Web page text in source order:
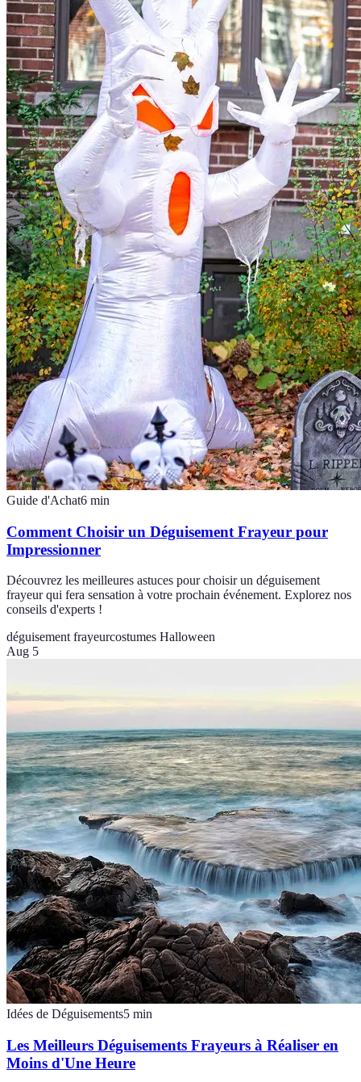
Guide d'Achat6 min
Comment Choisir un Déguisement Frayeur pour
Impressionner
Découvrez les meilleures astuces pour choisir un déguisement
frayeur qui fera sensation à votre prochain événement. Explorez nos
conseils d'experts !
déguisement frayeurcostumes Halloween
Aug 5
Idées de Déguisements5 min
Les Meilleurs Déguisements Frayeurs à Réaliser en
Moins d'Une Heure